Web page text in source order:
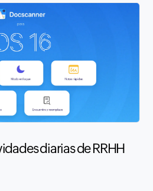
diarias de RRHH